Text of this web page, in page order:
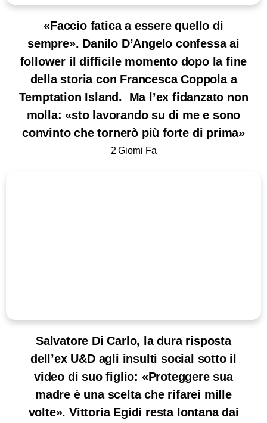
«Faccio fatica a essere quello di
sempre». Danilo D’Angelo confessa ai
follower il difficile momento dopo la fine
della storia con Francesca Coppola a
Temptation Island. Ma l’ex fidanzato non
molla: «sto lavorando su di me e sono
convinto che tornerò più forte di prima»
2 Giorni Fa
Salvatore Di Carlo, la dura risposta
dell’ex U&D agli insulti social sotto il
video di suo figlio: «Proteggere sua
madre è una scelta che rifarei mille
volte». Vittoria Egidi resta lontana dai